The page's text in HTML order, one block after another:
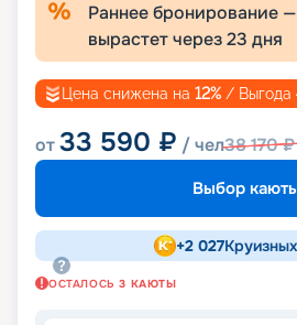
Раннее бронирование —
вырастет через23 дня
Цена снижена на 12% / Выгода
от33 590 ₽ / чел38 170₽
Выбор
+2 027
ОСТАЛОСЬ 3 КАЮТЫ